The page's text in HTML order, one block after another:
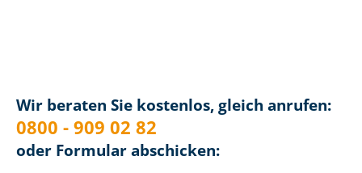
Wir beraten Sie kostenlos, gleich anrufen:
0800 - 909 02 82
oder Formular abschicken: